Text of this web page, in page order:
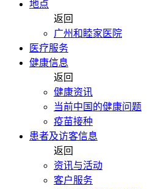
地点
返回
广州和睦家医院
医疗服务
健康信息
返回
健康资讯
当前中国的健康问题
疫苗接种
患者及访客信息
返回
资讯与活动
客户服务